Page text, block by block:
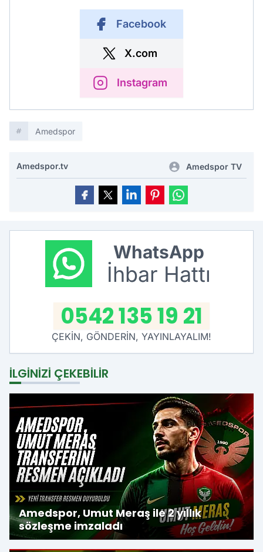
Facebook
X.com
Instagram
Amedspor
Amedspor.tv Amedspor TV
WhatsApp
İhbar Hattı
0542 135 19 21
ÇEKİN, GÖNDERİN, YAYINLAYALIM!
İLGINIZI ÇEKEBILIR
Amedspor, Umut Meraş ile 2 yıllık
sözleşme imzaladı